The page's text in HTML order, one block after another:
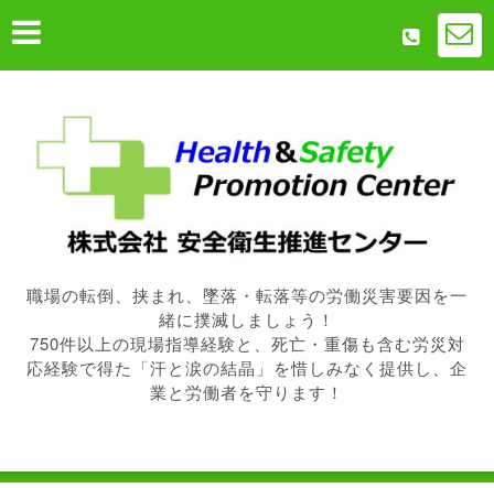
職場の転倒、挟まれ、墜落・転落等の労働災害要因を一
緒に撲滅しましょう！
750件以上の現場指導経験と、死亡・重傷も含む労災対
応経験で得た「汗と涙の結晶」を惜しみなく提供し、企
業と労働者を守ります！